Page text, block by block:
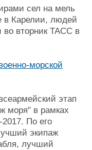
сел на мель
в Карелии, людей
вторник ТАСС в
морской
этап
моря" в рамках
По его
экипаж
лучший